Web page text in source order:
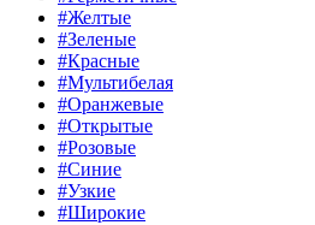
#Желтые
#Зеленые
#Красные
#Мультибелая
#Оранжевые
#Открытые
#Розовые
#Синие
#Узкие
#Широкие